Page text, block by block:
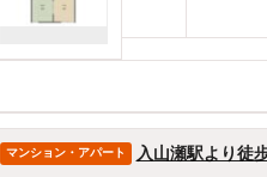
ほかの部屋は見つかりませんでした
マンション・アパート 入山瀬駅より徒